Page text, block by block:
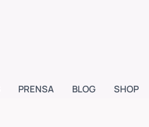
PRENSA BLOG SHOP